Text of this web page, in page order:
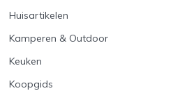
Huisartikelen
Kamperen & Outdoor
Keuken
Koopgids